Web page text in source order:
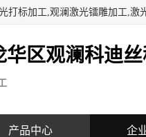
打标加工,观澜激光镭雕加工,激
华区观澜科迪
产品中心 企